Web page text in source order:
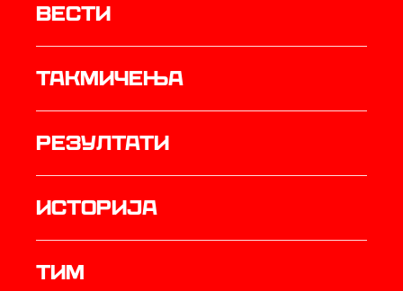
Вести
Такмичења
резултати
историја
ТИМ